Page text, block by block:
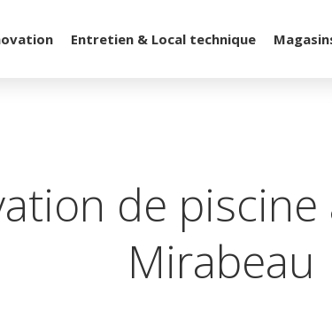
Entretien & Local technique
de piscine
Mirabeau